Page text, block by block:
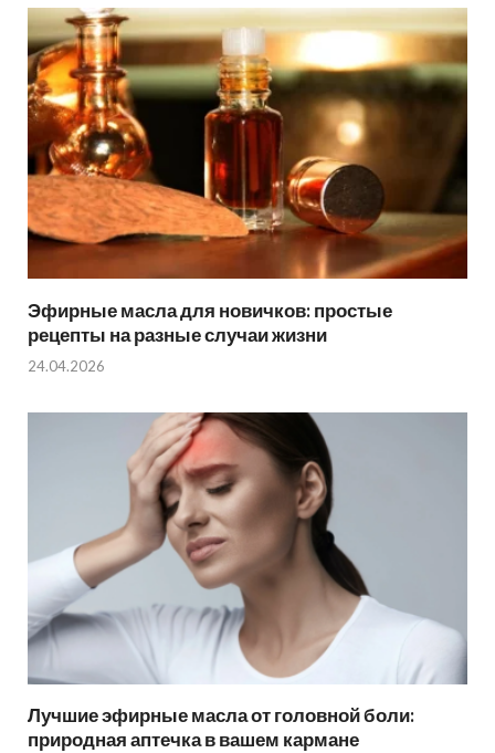
Эфирные масла для новичков: простые
рецепты на разные случаи жизни
24.04.2026
Лучшие эфирные масла от головной боли:
природная аптечка в вашем кармане